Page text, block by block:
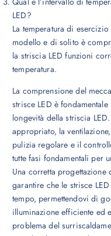
LED?
La temperatura di
modello e di solito è
la striscia LED funzioni
temperatura.
La comprensione del
strisce LED è
longevità della striscia
appropriato, la
pulizia regolare e il
tutte fasi fondamentali per
Una corretta
garantire che le strisce
tempo, permettendovi di
illuminazione efficiente ed
problema del